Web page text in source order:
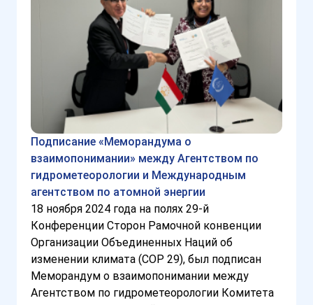
Подписание «Меморандума о
взаимопонимании» между Агентством по
гидрометеорологии и Международным
агентством по атомной энергии
18 ноября 2024 года на полях 29-й
Конференции Сторон Рамочной конвенции
Организации Объединенных Наций об
изменении климата (COP 29), был подписан
Меморандум о взаимопонимании между
Агентством по гидрометеорологии Комитета